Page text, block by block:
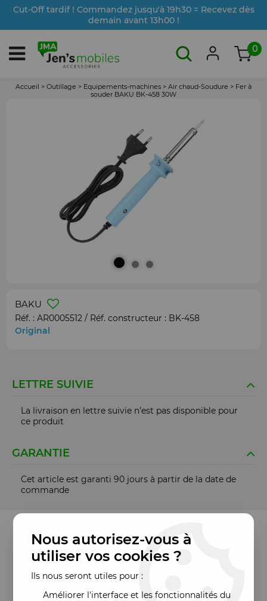
Cut-Off tardif ! Commandez jusqu'à 19h30 = Recevez dès
demain avant 13h00 !
0
Accueil > Outillage > Equipements-machines > Air chaud-Soudure > Fer à
souder BAKU BK-458 30W
BAKU
Réf. : AR0005512 / Réf. constructeur : BK-458
Original
LETTRE SUIVIE
La livraison en lettre suivie n’est pas disponible pour
ce produit
GARANTIE
Cet article est garanti 90 jours à partir de la date de
commande
Nous autorisez-vous à
utiliser vos cookies ?
Ils nous seront utiles pour :
Améliorer l'interface et les fonctionnalités du